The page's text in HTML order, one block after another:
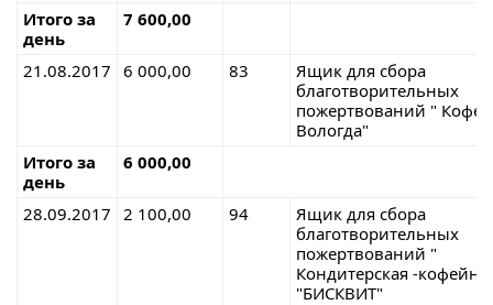
Итого за
день
7 600,00
21.08.2017 6 000,00 83
Ящик для сбора
благотворительных
пожертвований "
Вологда"
Итого за
день
6 000,00
28.09.2017 2 100,00 94
Ящик для сбора
благотворительных
пожертвований "
Кондитерская -кофейня
"БИСКВИТ"